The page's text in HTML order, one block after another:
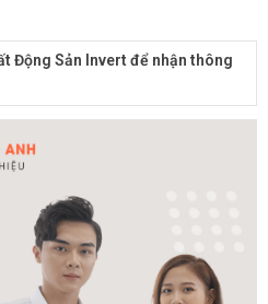
Động Sản Invert để nhận thông